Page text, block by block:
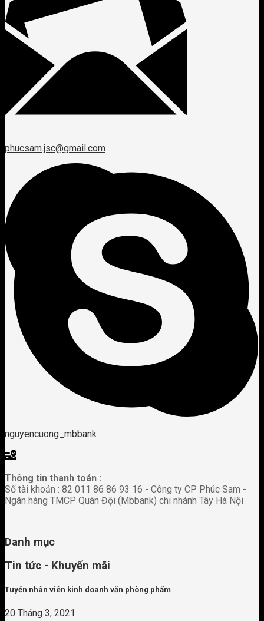
phucsam.jsc@gmail.com
nguyencuong_mbbank
Thông tin thanh toán :
Số tài khoản : 82 011 86 86 93 16 - Công ty CP Phúc Sam -
Ngân hàng TMCP Quân Đội (Mbbank) chi nhánh Tây Hà Nội
Danh mục
Tin tức - Khuyến mãi
Tuyển nhân viên kinh doanh văn phòng phẩm
20 Tháng 3, 2021